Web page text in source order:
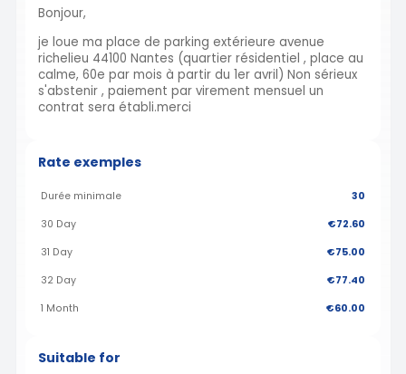
Bonjour,
je loue ma place de parking extérieure avenue
richelieu 44100 Nantes (quartier résidentiel , place au
calme, 60e par mois à partir du 1er avril) Non sérieux
s'abstenir , paiement par virement mensuel un
contrat sera établi.merci
Rate exemples
Durée minimale 30
30 Day €72.60
31 Day €75.00
32 Day €77.40
1 Month €60.00
Suitable for